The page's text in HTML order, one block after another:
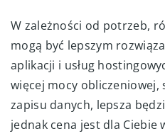
W zależności od potrzeb,
mogą być lepszym
aplikacji i usług
więcej mocy obliczeniowej,
zapisu danych, lepsza
jednak cena jest dla Ciebie